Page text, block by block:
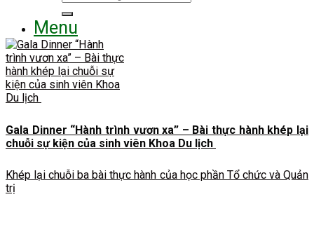
for:
Menu
Gala Dinner “Hành trình vươn xa” – Bài thực hành khép lại
chuỗi sự kiện của sinh viên Khoa Du lịch
Khép lại chuỗi ba bài thực hành của học phần Tổ chức và Quản
trị